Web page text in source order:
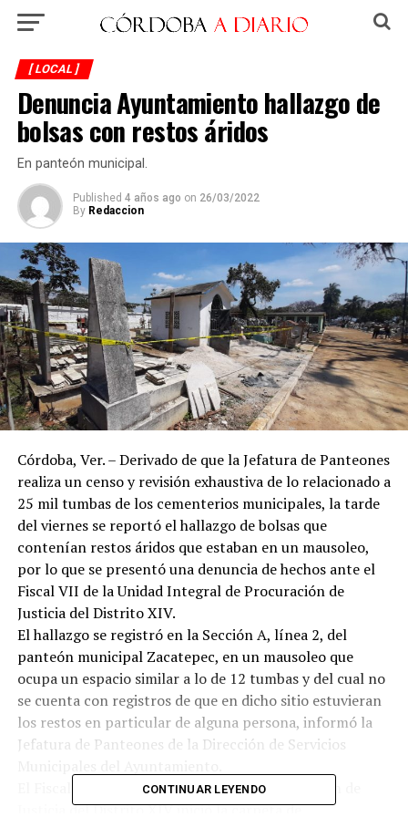
[ LOCAL ]
Denuncia Ayuntamiento hallazgo de
bolsas con restos áridos
En panteón municipal.
Published 4 años ago on 26/03/2022
By Redaccion
Córdoba, Ver. – Derivado de que la Jefatura de Panteones
realiza un censo y revisión exhaustiva de lo relacionado a
25 mil tumbas de los cementerios municipales, la tarde
del viernes se reportó el hallazgo de bolsas que
contenían restos áridos que estaban en un mausoleo,
por lo que se presentó una denuncia de hechos ante el
Fiscal VII de la Unidad Integral de Procuración de
Justicia del Distrito XIV.
El hallazgo se registró en la Sección A, línea 2, del
panteón municipal Zacatepec, en un mausoleo que
ocupa un espacio similar a lo de 12 tumbas y del cual no
se cuenta con registros de que en dicho sitio estuvieran
los restos en particular de alguna persona, informó la
Jefatura de Panteones de la Dirección de Servicios
El Fiscal VII de la Unidad Integral de Procuración de
Justicia del Distrito XIV inició la carpeta de
CONTINUAR LEYENDO